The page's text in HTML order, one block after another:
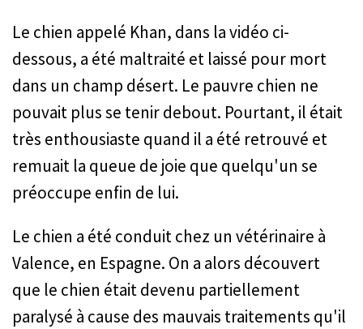
Le chien appelé Khan, dans la vidéo ci-
dessous, a été maltraité et laissé pour mort
dans un champ désert. Le pauvre chien ne
pouvait plus se tenir debout. Pourtant, il était
très enthousiaste quand il a été retrouvé et
remuait la queue de joie que quelqu'un se
préoccupe enfin de lui.
Le chien a été conduit chez un vétérinaire à
Valence, en Espagne. On a alors découvert
que le chien était devenu partiellement
paralysé à cause des mauvais traitements qu'il